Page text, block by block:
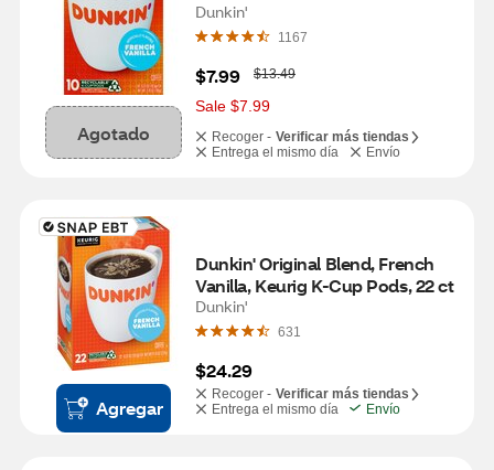
Agotado
Dunkin'
1167
$7.99
W
a
s
$13.49
Sale $7.99
Recoger - Verificar más tiendas
Entrega el mismo día
Envío
Agregar
Dunkin' Original Blend, French
Vanilla, Keurig K-Cup Pods, 22 ct
Dunkin'
631
$24.29
Recoger - Verificar más tiendas
Entrega el mismo día
Envío